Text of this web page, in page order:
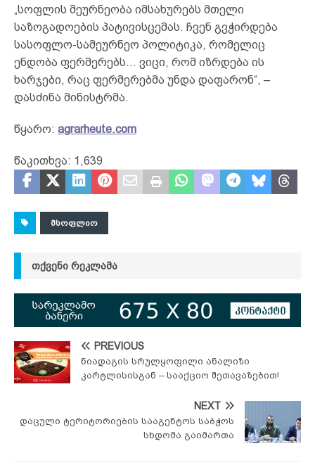
„სოფლის მეურნეობა იმსახურებს მთელი
საზოგადოების პატივისცემას. ჩვენ გვჭირდება
სასოფლო-სამეურნეო პოლიტიკა, რომელიც
ენდობა ფერმერებს… ვიცი, რომ იზრდება ის
ხარჯები, რაც ფერმერებმა უნდა დაფარონ“, –
დასძინა მინისტრმა.
წყარო: agrarheute.com
წაკითხვა: 1,639
ᲛᲡᲝᲤᲚᲘᲝ
ᲗᲥᲕᲔᲜᲘ ᲠᲔᲙᲚᲐᲛᲐ
PREVIOUS
ნიადაგის სრულყოფილი ანალიზი
კარტლისისგან – სააქციო შეთავაზებით!
NEXT
დაცული ტერიტორიების სააგენტოს საბჭოს
სხდომა გაიმართა